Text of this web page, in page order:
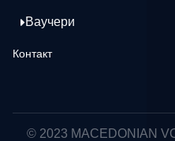
Ваучери
Контакт
© 2023 MACEDONIAN